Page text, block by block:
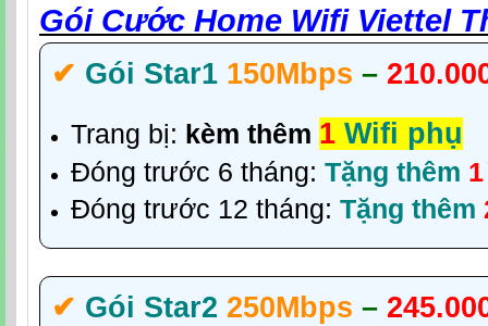
Gói Cước Home Wifi Viettel
✔‎ Gói Star1 150Mbps –
Trang bị: kèm thêm 1 Wifi phụ
Đóng trước 6 tháng: Tặng thêm 1
Đóng trước 12 tháng: Tặng thêm
✔‎ Gói Star2 250Mbps –